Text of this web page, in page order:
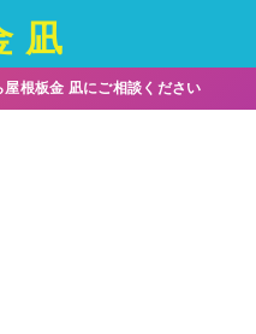
凪
根板金 凪にご相談ください